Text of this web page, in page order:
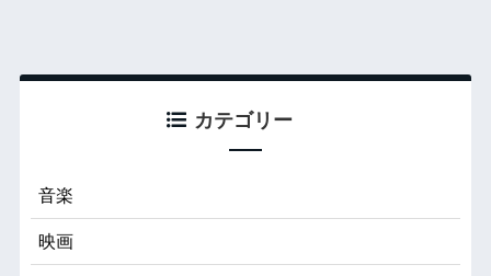
カテゴリー
音楽
映画